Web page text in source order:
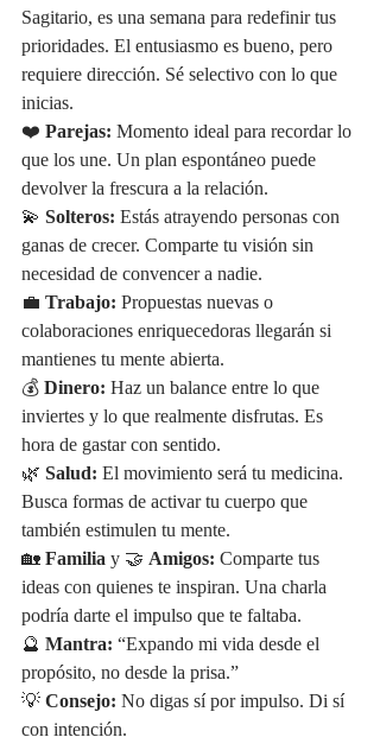
Sagitario, es una semana para redefinir tus
prioridades. El entusiasmo es bueno, pero
requiere dirección. Sé selectivo con lo que
inicias.
❤️ Parejas: Momento ideal para recordar lo
que los une. Un plan espontáneo puede
devolver la frescura a la relación.
💫 Solteros: Estás atrayendo personas con
ganas de crecer. Comparte tu visión sin
necesidad de convencer a nadie.
💼 Trabajo: Propuestas nuevas o
colaboraciones enriquecedoras llegarán si
mantienes tu mente abierta.
💰 Dinero: Haz un balance entre lo que
inviertes y lo que realmente disfrutas. Es
hora de gastar con sentido.
🌿 Salud: El movimiento será tu medicina.
Busca formas de activar tu cuerpo que
también estimulen tu mente.
🏡 Familia y 🤝 Amigos: Comparte tus
ideas con quienes te inspiran. Una charla
podría darte el impulso que te faltaba.
🔮 Mantra: “Expando mi vida desde el
propósito, no desde la prisa.”
💡 Consejo: No digas sí por impulso. Di sí
con intención.